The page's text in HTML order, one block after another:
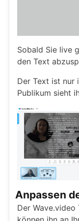
Sobald Sie live
den Text
Der Text ist nur
Publikum sieht
Anpassen
Der